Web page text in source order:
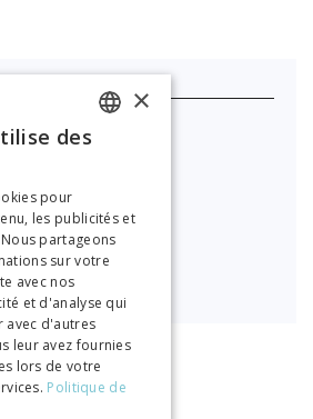
en ligne)
ITALIAN
×
des
pour
les publicités et
partageons
sur votre
avec nos
et d'analyse qui
avec d'autres
leur avez fournies
lors de votre
Politique de